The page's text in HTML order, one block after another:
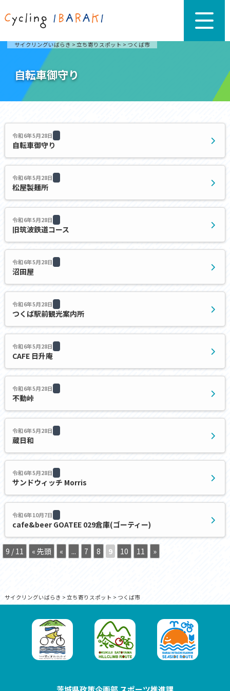
サイクリングいばらき > 立ち寄りスポット > つくば市
自転車御守り
令和6年5月28日
自転車御守り
令和6年5月28日
松屋製麺所
令和6年5月28日
旧筑波鉄道コース
令和6年5月28日
沼田屋
令和6年5月28日
つくば駅前観光案内所
令和6年5月28日
CAFE 日升庵
令和6年5月28日
不動峠
令和6年5月28日
蔵日和
令和6年5月28日
サンドウィッチ Morris
令和6年10月7日
cafe&beer GOATEE 029倉庫(ゴーティー)
9 / 11 « 先頭 « ... 7 8 9 10 11 »
サイクリングいばらき > 立ち寄りスポット > つくば市